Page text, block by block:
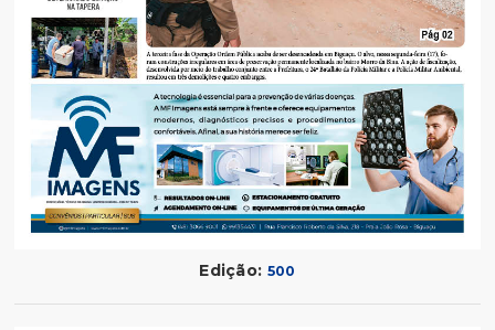
Edição: 500